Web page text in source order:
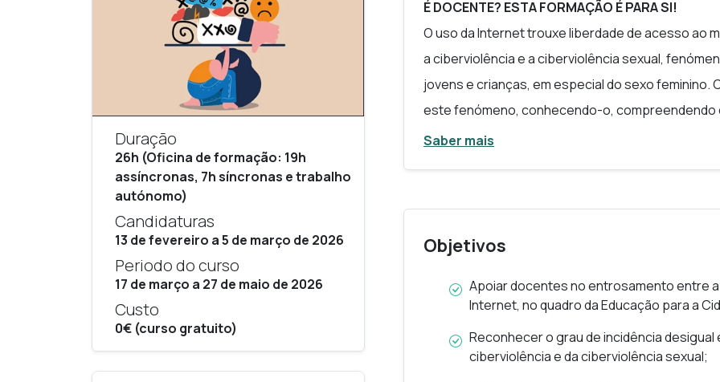
Duração
26h (Oficina de formação: 19h
assíncronas, 7h síncronas e trabalho
autónomo)
Candidaturas
13 de fevereiro a 5 de março de 2026
Periodo do curso
17 de março a 27 de maio de 2026
Custo
0€ (curso gratuito)
É DOCENTE? ESTA FORMAÇÃO É PARA SI!
O uso da Internet trouxe liberdade de acesso ao
a ciberviolência e a ciberviolência sexual,
jovens e crianças, em especial do sexo
este fenómeno, conhecendo-o,
de modo seguro? Esta oficina tratará do equilíbrio
vítimas.
para preparar crianças e jovens para os seus
aplicação um programa educativo de
Esta oferta formativa insere-se no projeto
Saber mais
Objetivos
Apoiar docentes no entrosamento entre
Internet, no quadro da Educação para a
Reconhecer o grau de incidência desigual
ciberviolência e da ciberviolência sexual;